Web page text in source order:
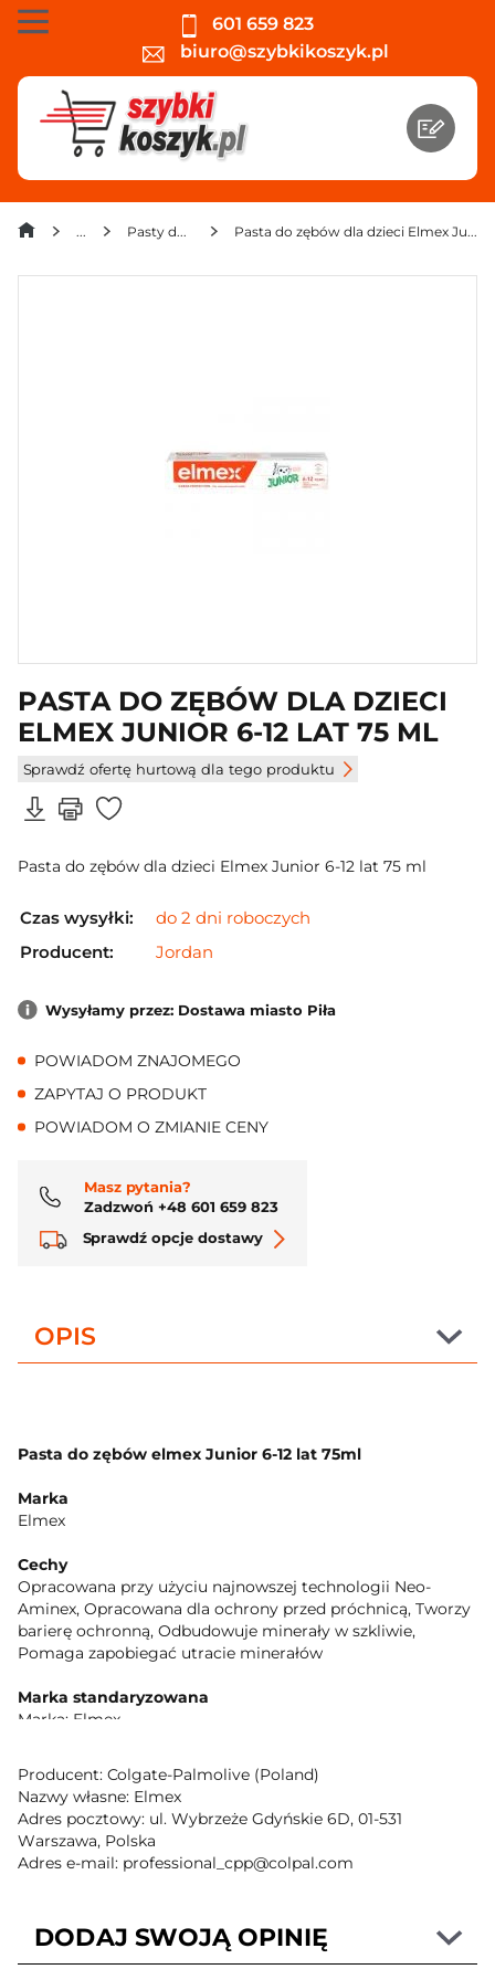
601 659 823
biuro@szybkikoszyk.pl
Pasty do zębów Pasta do zębów dla dzieci Elmex Junior 6-12 lat 75 ml
PASTA DO ZĘBÓW DLA DZIECI
ELMEX JUNIOR 6-12 LAT 75 ML
Sprawdź ofertę hurtową dla tego produktu
Pasta do zębów dla dzieci Elmex Junior 6-12 lat 75 ml
Czas wysyłki:
do 2 dni roboczych
Producent:
Jordan
Wysyłamy przez: Dostawa miasto Piła
POWIADOM ZNAJOMEGO
ZAPYTAJ O PRODUKT
POWIADOM O ZMIANIE CENY
Masz pytania?
Zadzwoń +48 601 659 823
Sprawdź opcje dostawy
OPIS
Pasta do zębów elmex Junior 6-12 lat 75ml
Marka
Elmex
Cechy
Opracowana przy użyciu najnowszej technologii Neo-
Aminex, Opracowana dla ochrony przed próchnicą, Tworzy
barierę ochronną, Odbudowuje minerały w szkliwie,
Pomaga zapobiegać utracie minerałów
Marka standaryzowana
Marka: Elmex
Opis produktu
Nowe zęby stałe dziecka potrzebują specjalnej ochrony, aby
były mocne. Szczotkowanie zębów pastą elmex Junior 6-12
lat pomaga wzmocnić zęby dzięki przywróceniu minerałów
osłabionemu szkliwu dla ochrony przed próchnicą. Podczas
wyżynania się nowych, stałch zębów ich szkliwo nie jest
powstawania próchnicy może zostać zatrzymany i cofnięty
dzięki używaniu specjalistycznej pasty do zębów.
Producent: Colgate-Palmolive (Poland)
Nazwy własne: Elmex
Adres pocztowy: ul. Wybrzeże Gdyńskie 6D, 01-531
Warszawa, Polska
Adres e-mail: professional_cpp@colpal.com
DODAJ SWOJĄ OPINIĘ